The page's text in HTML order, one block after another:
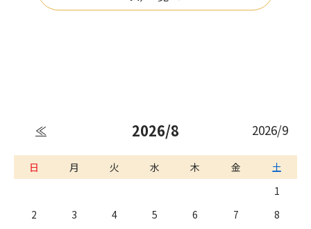
≪ 2026/8 2026/9
日 月 火 水 木 金
土
1
2
3 4 5 6 7
8